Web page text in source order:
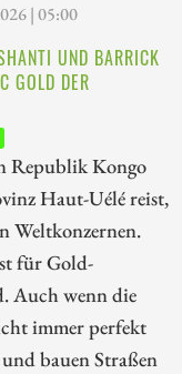
| 05:00
UND BARRICK
GOLD DER
Republik Kongo
Haut-Uélé reist,
Weltkonzernen.
für Gold-
Auch wenn die
immer perfekt
bauen Straßen